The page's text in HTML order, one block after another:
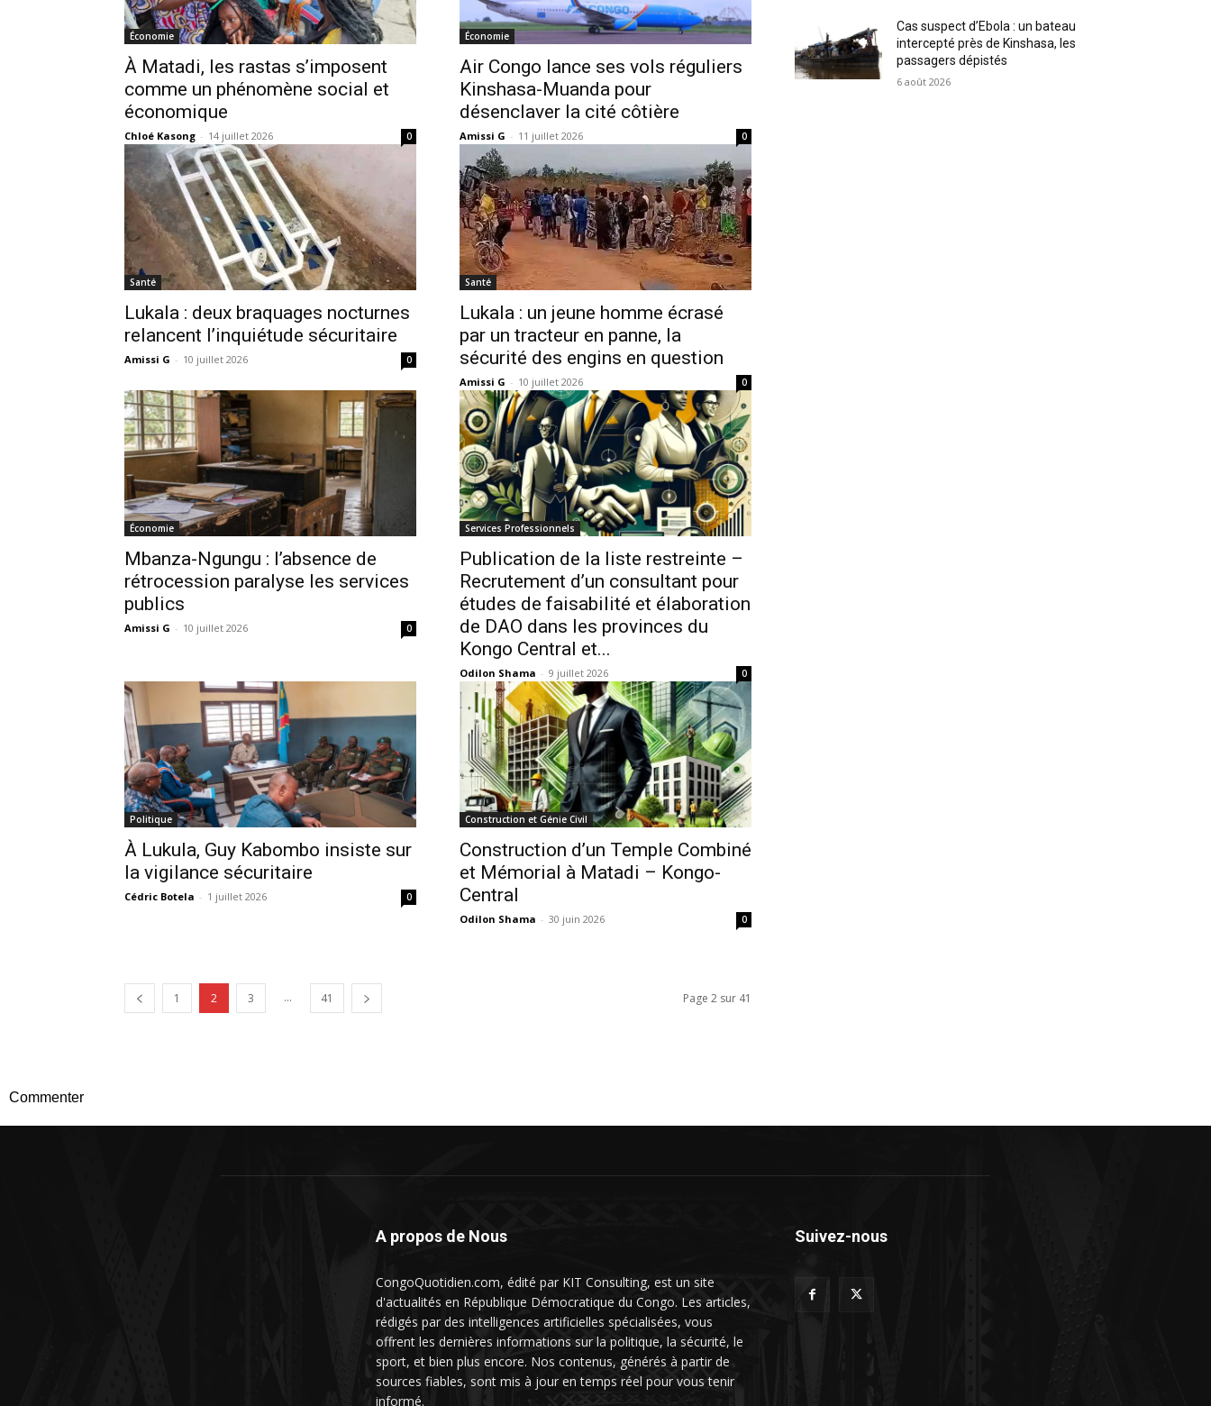
Économie
À Matadi, les rastas s’imposent
comme un phénomène social et
économique
Chloé Kasong - 14 juillet 2026 0
Économie
Air Congo lance ses vols réguliers
Kinshasa-Muanda pour
désenclaver la cité côtière
Amissi G - 11 juillet 2026 0
Santé
Lukala : deux braquages nocturnes
relancent l’inquiétude sécuritaire
Amissi G - 10 juillet 2026 0
Santé
Lukala : un jeune homme écrasé
par un tracteur en panne, la
sécurité des engins en question
Amissi G - 10 juillet 2026 0
Économie
Mbanza-Ngungu : l’absence de
rétrocession paralyse les services
publics
Amissi G - 10 juillet 2026 0
Services Professionnels
Publication de la liste restreinte –
Recrutement d’un consultant pour
études de faisabilité et élaboration
de DAO dans les provinces du
Kongo Central et...
Odilon Shama - 9 juillet 2026 0
Politique
À Lukula, Guy Kabombo insiste sur
la vigilance sécuritaire
Cédric Botela - 1 juillet 2026 0
Construction et Génie Civil
Construction d’un Temple Combiné
et Mémorial à Matadi – Kongo-
Central
Odilon Shama - 30 juin 2026 0
1 2 3 ... 41 Page 2 sur 41
Cas suspect d’Ebola : un bateau
intercepté près de Kinshasa, les
passagers dépistés
6 août 2026
Commenter
A propos de Nous
CongoQuotidien.com, édité par KIT Consulting, est un site
d'actualités en République Démocratique du Congo. Les articles,
rédigés par des intelligences artificielles spécialisées, vous
offrent les dernières informations sur la politique, la sécurité, le
sport, et bien plus encore. Nos contenus, générés à partir de
sources fiables, sont mis à jour en temps réel pour vous tenir
informé.
Suivez-nous